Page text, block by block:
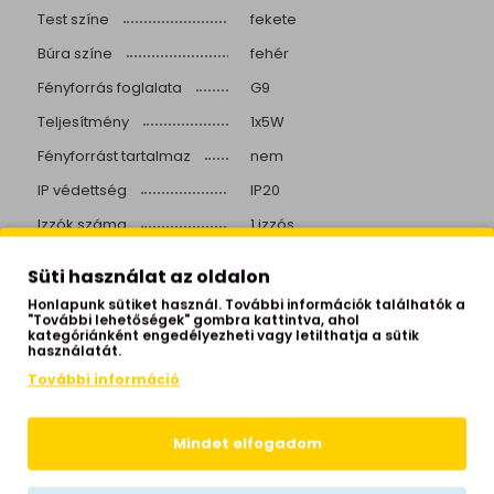
Test színe
fekete
Búra színe
fehér
Fényforrás foglalata
G9
Teljesítmény
1x5W
Fényforrást tartalmaz
nem
IP védettség
IP20
Izzók száma
1 izzós
Helyiség
dolgozószoba
Stílus
modern
Hálózati feszültség
230 Volt
Garancia
Gyártói honlap
www.aldex.com.pl
Süti használat az oldalon
Honlapunk sütiket használ. További információk találhatók a
"További lehetőségek" gombra kattintva, ahol
kategóriánként engedélyezheti vagy letilthatja a sütik
használatát.
További információ
Mindet elfogadom